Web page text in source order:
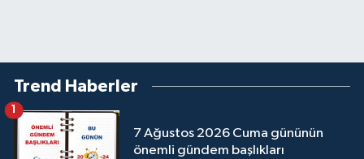
Trend Haberler
7 Ağustos 2026 Cuma gününün
önemli gündem başlıkları